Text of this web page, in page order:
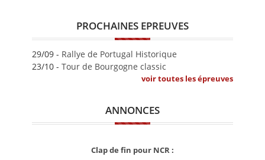
PROCHAINES EPREUVES
29/09 - Rallye de Portugal Historique
23/10 - Tour de Bourgogne classic
voir toutes les épreuves
ANNONCES
Clap de fin pour NCR :